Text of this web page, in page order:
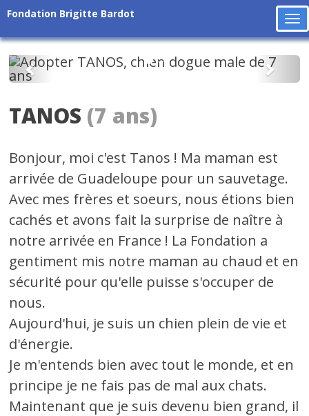
Fondation Brigitte Bardot
Précédent
TANOS (7 ans)
Bonjour, moi c'est Tanos ! Ma maman est
arrivée de Guadeloupe pour un sauvetage.
Avec mes frères et soeurs, nous étions bien
cachés et avons fait la surprise de naître à
notre arrivée en France ! La Fondation a
gentiment mis notre maman au chaud et en
sécurité pour qu'elle puisse s'occuper de
nous.
Aujourd'hui, je suis un chien plein de vie et
d'énergie.
Je m'entends bien avec tout le monde, et en
principe je ne fais pas de mal aux chats.
Maintenant que je suis devenu bien grand, il